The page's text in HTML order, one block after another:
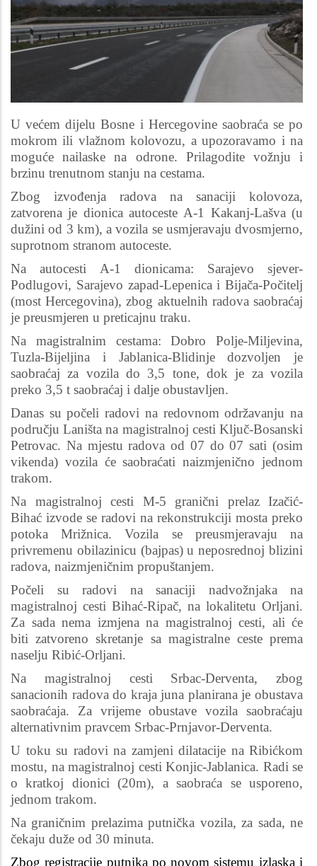
U većem dijelu Bosne i Hercegovine saobraća se po
mokrom ili vlažnom kolovozu, a upozoravamo i na
moguće nailaske na odrone. Prilagodite vožnju i
brzinu trenutnom stanju na cestama.
Zbog izvođenja radova na sanaciji kolovoza,
zatvorena je dionica autoceste A-1 Kakanj-Lašva (u
dužini od 3 km), a vozila se usmjeravaju dvosmjerno,
suprotnom stranom autoceste.
Na autocesti A-1 dionicama: Sarajevo sjever-
Podlugovi, Sarajevo zapad-Lepenica i Bijača-Počitelj
(most Hercegovina), zbog aktuelnih radova saobraćaj
je preusmjeren u preticajnu traku.
Na magistralnim cestama: Dobro Polje-Miljevina,
Tuzla-Bijeljina i Jablanica-Blidinje dozvoljen je
saobraćaj za vozila do 3,5 tone, dok je za vozila
preko 3,5 t saobraćaj i dalje obustavljen.
Danas su počeli radovi na redovnom održavanju na
području Laništa na magistralnoj cesti Ključ-Bosanski
Petrovac. Na mjestu radova od 07 do 07 sati (osim
vikenda) vozila će saobraćati naizmjenično jednom
trakom.
Na magistralnoj cesti M-5 granični prelaz Izačić-
Bihać izvode se radovi na rekonstrukciji mosta preko
potoka Mrižnica. Vozila se preusmjeravaju na
privremenu obilazinicu (bajpas) u neposrednoj blizini
radova, naizmjeničnim propuštanjem.
Počeli su radovi na sanaciji nadvožnjaka na
magistralnoj cesti Bihać-Ripač, na lokalitetu Orljani.
Za sada nema izmjena na magistralnoj cesti, ali će
biti zatvoreno skretanje sa magistralne ceste prema
naselju Ribić-Orljani.
Na magistralnoj cesti Srbac-Derventa, zbog
sanacionih radova do kraja juna planirana je obustava
saobraćaja. Za vrijeme obustave vozila saobraćaju
alternativnim pravcem Srbac-Prnjavor-Derventa.
U toku su radovi na zamjeni dilatacije na Ribićkom
mostu, na magistralnoj cesti Konjic-Jablanica. Radi se
o kratkoj dionici (20m), a saobraća se usporeno,
jednom trakom.
Na graničnim prelazima putnička vozila, za sada, ne
čekaju duže od 30 minuta.
Zbog registracije putnika po novom sistemu izlaska i